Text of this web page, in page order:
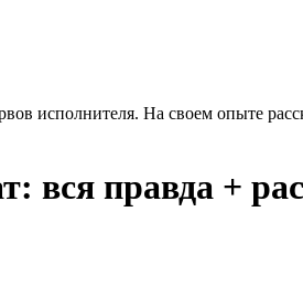
исполнителя. На своем опыте
вся правда +